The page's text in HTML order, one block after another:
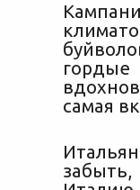
самая